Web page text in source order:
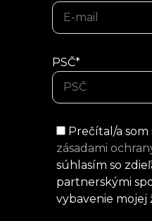
PSČ*
Prečítal/a som
zásadami
súhlasím so
partnerskými
vybavenie mojej